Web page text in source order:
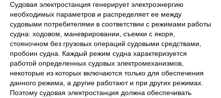
Судовая электростанция генерирует электроэнергию
необходимых параметров и распределяет ее между
судовыми потребителями в соответствии с режимами работы
судна: ходовом, маневрировании, съемки с якоря,
стояночном без грузовых операций судовыми средствами,
пробоин судна. Каждый режим судна характеризуется
работой определенных судовых электромеханизмов,
некоторые из которых включаются только для обеспечения
данного режима, а другие работают и при других режимах.
Поэтому судовая электростанция должна обеспечивать